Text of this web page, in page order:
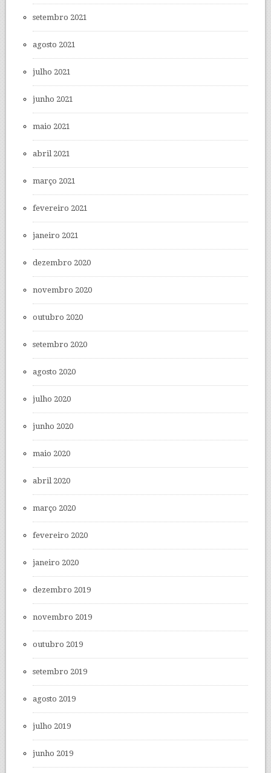
setembro 2021
agosto 2021
julho 2021
junho 2021
maio 2021
abril 2021
março 2021
fevereiro 2021
janeiro 2021
dezembro 2020
novembro 2020
outubro 2020
setembro 2020
agosto 2020
julho 2020
junho 2020
maio 2020
abril 2020
março 2020
fevereiro 2020
janeiro 2020
dezembro 2019
novembro 2019
outubro 2019
setembro 2019
agosto 2019
julho 2019
junho 2019